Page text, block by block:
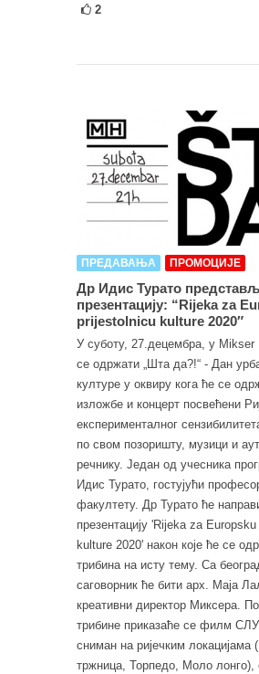
2
ПРЕДАВАЊА ПРОМОЦИЈЕ
Др Идис Турато
презентацију: “Rijeka za
prijestolnicu kulture 2020″
У суботу, 27.децембра, у Mikser
се одржати „Шта да?!“ - Дан
културе у оквиру кога ће се
изложбе и концерт посвећени
експерименталног
по свом позоришту, музици и
речнику. Један од учесника
Идис Турато, гостујући
факултету. Др Турато ће
презентацију 'Rijekа za
kulture 2020' након које ће се
трибина на исту тему. Са
саговорник ће бити арх. Маја
креативни директор Миксера.
трибине приказаће се филм
сниман на ријечким локацијама
тржница, Торпедо, Моло лонго),